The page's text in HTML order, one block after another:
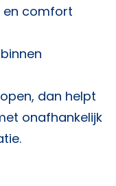
en comfort
dan helpt
onafhankelijk